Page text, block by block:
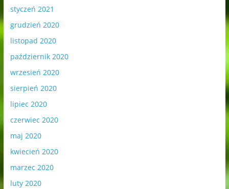
styczeń 2021
grudzień 2020
listopad 2020
październik 2020
wrzesień 2020
sierpień 2020
lipiec 2020
czerwiec 2020
maj 2020
kwiecień 2020
marzec 2020
luty 2020